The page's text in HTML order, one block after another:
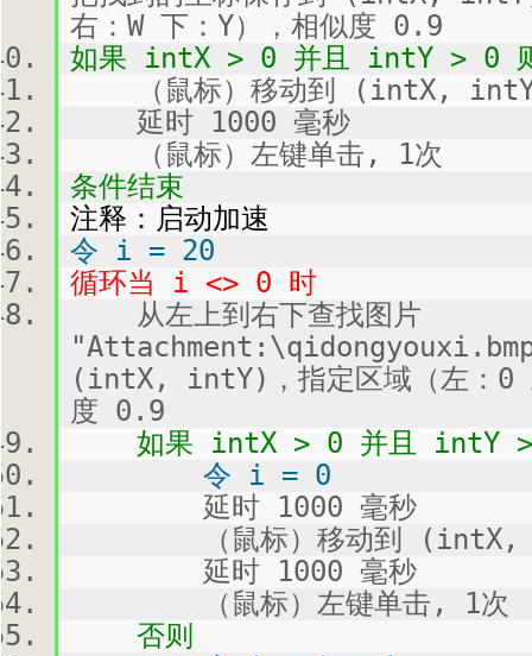
右：W 下：Y），相似度 0.9
如果 intX > 0 并且 intY > 0
（鼠标）移动到 (intX,
延时 1000 毫秒
（鼠标）左键单击, 1次
条件结束
注释：启动加速
令 i = 20
循环当 i <> 0 时
从左上到右下查找图片
"Attachment:\qidongyouxi.bmp"
(intX, intY)，指定区域（左：0
度 0.9
如果 intX > 0 并且 intY
令 i = 0
延时 1000 毫秒
（鼠标）移动到 (intX,
延时 1000 毫秒
（鼠标）左键单击, 1次
否则